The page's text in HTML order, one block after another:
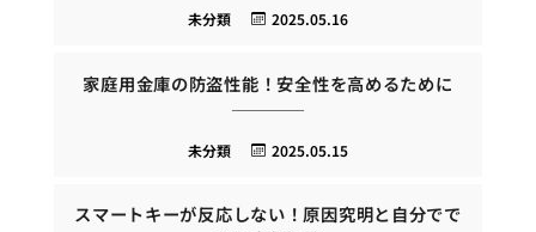
2025.05.16
未分類
家庭用金庫の防盗性能！安全性を高めるために
2025.05.15
未分類
スマートキーが反応しない！原因究明と自分でで